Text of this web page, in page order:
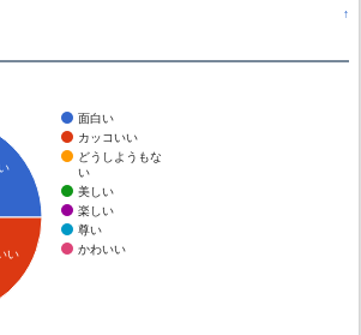
↑
面白い
カッコいい
どうしようもな
い
美しい
楽しい
尊い
かわいい
い